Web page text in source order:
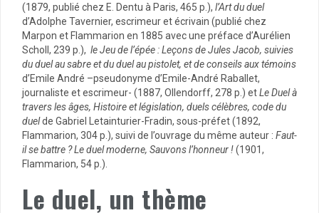
(1879, publié chez E. Dentu à Paris, 465 p.), l’Art du duel
d’Adolphe Tavernier, escrimeur et écrivain (publié chez
Marpon et Flammarion en 1885 avec une préface d’Aurélien
Scholl, 239 p.), le Jeu de l’épée : Leçons de Jules Jacob, suivies
du duel au sabre et du duel au pistolet, et de conseils aux témoins
d’Emile André –pseudonyme d’Emile-André Raballet,
journaliste et escrimeur- (1887, Ollendorff, 278 p.) etLe Duel à
travers les âges, Histoire et législation, duels célèbres, code du
duelde Gabriel Letainturier-Fradin, sous-préfet (1892,
Flammarion, 304 p.), suivi de l’ouvrage du même auteur : Faut-
il se battre ? Le duel moderne, Sauvons l’honneur !(1901,
Flammarion, 54 p.).
Le duel, un thème